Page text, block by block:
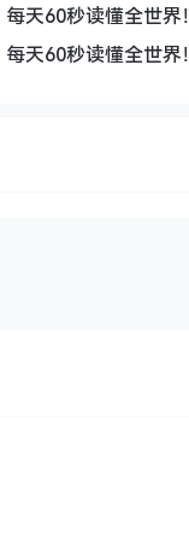
天60秒读懂全世界！
天60秒读懂全世界！